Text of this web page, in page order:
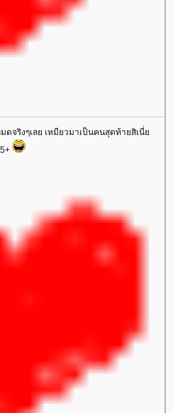
ดจริงๆเลย เหมียวมาเป็นคนสุดท้ายสิเนี่